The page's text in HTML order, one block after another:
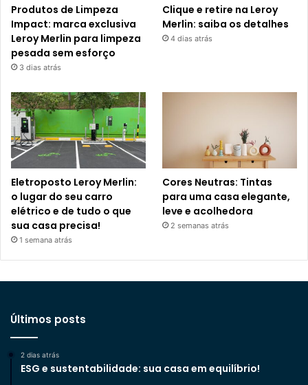
Produtos de Limpeza
Impact: marca exclusiva
Leroy Merlin para limpeza
pesada sem esforço
3 dias atrás
Clique e retire na Leroy
Merlin: saiba os detalhes
4 dias atrás
Eletroposto Leroy Merlin:
o lugar do seu carro
elétrico e de tudo o que
sua casa precisa!
1 semana atrás
Cores Neutras: Tintas
para uma casa elegante,
leve e acolhedora
2 semanas atrás
Últimos posts
2 dias atrás
ESG e sustentabilidade: sua casa em equilíbrio!